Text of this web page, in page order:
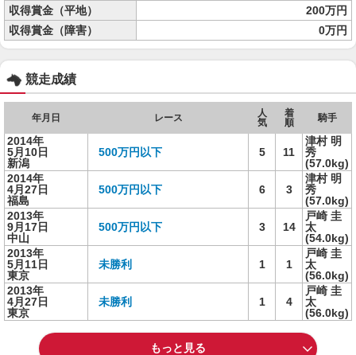
収得賞金（平地）
200万円
収得賞金（障害）
0万円
競走成績
年月日 レース
人
気
着
順
騎手
2014年
5月10日
新潟
500万円以下 5 11
津村 明
秀
(57.0kg)
2014年
4月27日
福島
500万円以下 6 3
津村 明
秀
(57.0kg)
2013年
9月17日
中山
500万円以下 3 14
戸崎 圭
太
(54.0kg)
2013年
5月11日
東京
未勝利 1 1
戸崎 圭
太
(56.0kg)
2013年
4月27日
東京
未勝利 1 4
戸崎 圭
太
(56.0kg)
もっと見る